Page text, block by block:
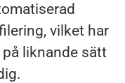
vilket har
liknande sätt